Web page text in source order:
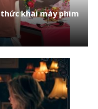
khai máy phim